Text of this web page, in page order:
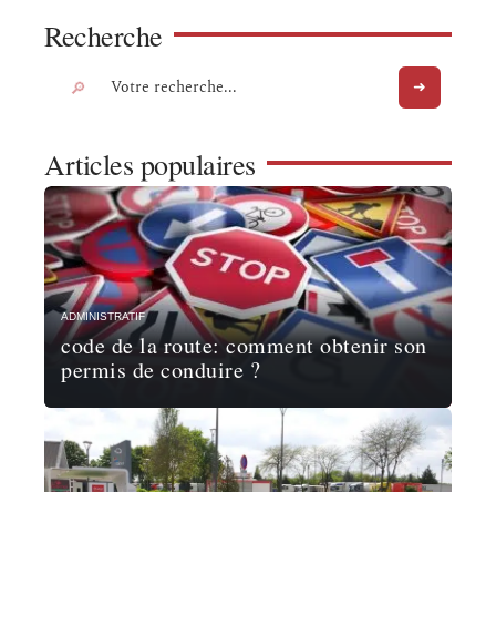
Recherche
Articles populaires
ADMINISTRATIF
code de la route: comment obtenir son
permis de conduire ?